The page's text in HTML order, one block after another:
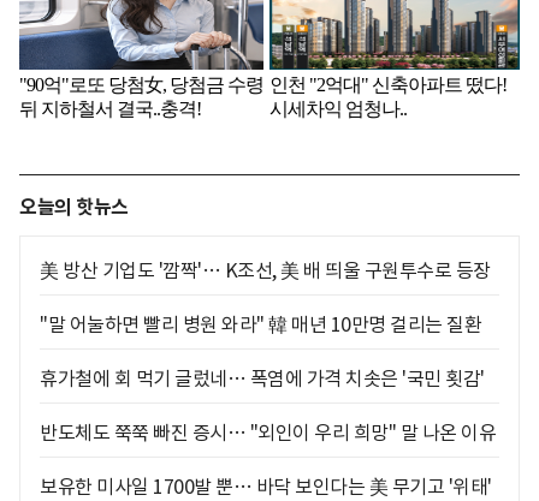
오늘의 핫뉴스
美 방산 기업도 '깜짝'… K조선, 美 배 띄울 구원투수로 등장
"말 어눌하면 빨리 병원 와라" 韓 매년 10만명 걸리는 질환
휴가철에 회 먹기 글렀네… 폭염에 가격 치솟은 '국민 횟감'
반도체도 쭉쭉 빠진 증시… "외인이 우리 희망" 말 나온 이유
보유한 미사일 1700발 뿐… 바닥 보인다는 美 무기고 '위태'